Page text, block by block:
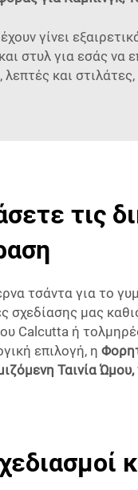
γίνει
στυλ για εσάς να
και
τις
τσάντα για το
σχεδίασης μας
Calcutta ή
επιλογή, η
Ταινία Ώμου,